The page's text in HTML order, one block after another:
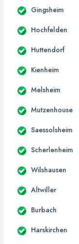
Gingsheim
Hochfelden
Huttendorf
Kienheim
Melsheim
Mutzenhouse
Saessolsheim
Scherlenheim
Wilshausen
Altwiller
Burbach
Harskirchen